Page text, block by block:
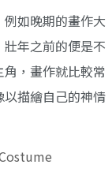
如晚期的畫作大
年之前的便是不
，畫作就比較常
描繪自己的神情